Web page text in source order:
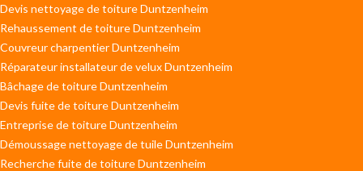
Devis nettoyage de toiture Duntzenheim
Rehaussement de toiture Duntzenheim
Couvreur charpentier Duntzenheim
Réparateur installateur de velux Duntzenheim
Bâchage de toiture Duntzenheim
Devis fuite de toiture Duntzenheim
Entreprise de toiture Duntzenheim
Démoussage nettoyage de tuile Duntzenheim
Recherche fuite de toiture Duntzenheim